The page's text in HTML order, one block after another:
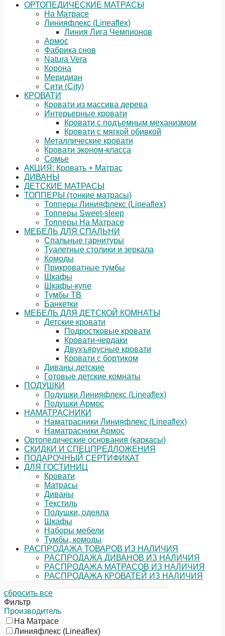
ОРТОПЕДИЧЕСКИЕ МАТРАСЫ
На Матрасе
Линияфлекс (Lineaflex)
Линия Лига Чемпионов
Армос
Фабрика снов
Natura Vera
Корона
Меридиан
Сити (City)
КРОВАТИ
Кровати из массива дерева
Интерьерные кровати
Кровати с подъемным механизмом
Кровати с мягкой обивкой
Металлические кровати
Кровати эконом-класса
Сомье
АКЦИЯ: Кровать + Матрас
ДИВАНЫ
ДЕТСКИЕ МАТРАСЫ
ТОППЕРЫ (тонкие матрасы)
Топперы Линияфлекс (Lineaflex)
Топперы Sweet-sleep
Топперы На Матрасе
МЕБЕЛЬ ДЛЯ СПАЛЬНИ
Спальные гарнитуры
Туалетные столики и зеркала
Комоды
Прикроватные тумбы
Шкафы
Шкафы-купе
Тумбы ТВ
Банкетки
МЕБЕЛЬ ДЛЯ ДЕТСКОЙ КОМНАТЫ
Детские кровати
Подростковые кровати
Кровати-чердаки
Двухъярусные кровати
Кровати с бортиком
Диваны детские
Готовые детские комнаты
ПОДУШКИ
Подушки Линияфлекс (Lineaflex)
Подушки Армос
НАМАТРАСНИКИ
Наматрасники Линияфлекс (Lineaflex)
Наматрасники Армос
Ортопедические основания (каркасы)
СКИДКИ И СПЕЦПРЕДЛОЖЕНИЯ
ПОДАРОЧНЫЙ СЕРТИФИКАТ
ДЛЯ ГОСТИНИЦ
Кровати
Матрасы
Диваны
Текстиль
Подушки, одеяла
Шкафы
Наборы мебели
Тумбы, комоды
РАСПРОДАЖА ТОВАРОВ ИЗ НАЛИЧИЯ
РАСПРОДАЖА ДИВАНОВ ИЗ НАЛИЧИЯ
РАСПРОДАЖА МАТРАСОВ ИЗ НАЛИЧИЯ
РАСПРОДАЖА КРОВАТЕЙ ИЗ НАЛИЧИЯ
сбросить все
Фильтр
Производитель
На Матрасе
Линияфлекс (Lineaflex)